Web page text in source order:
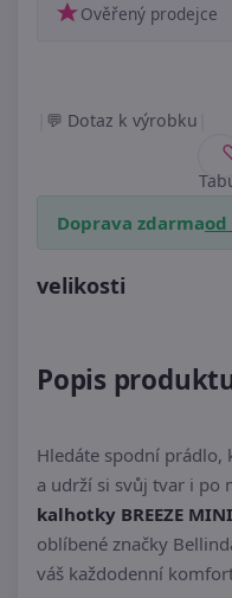
Ověřený prodejce
Dotaz k výrobku
Doprava zdarmaod
velikosti
Popis
Hledáte spodní prádlo,
a udrží si svůj tvar i po
kalhotky BREEZE
oblíbené značky
váš každodenní